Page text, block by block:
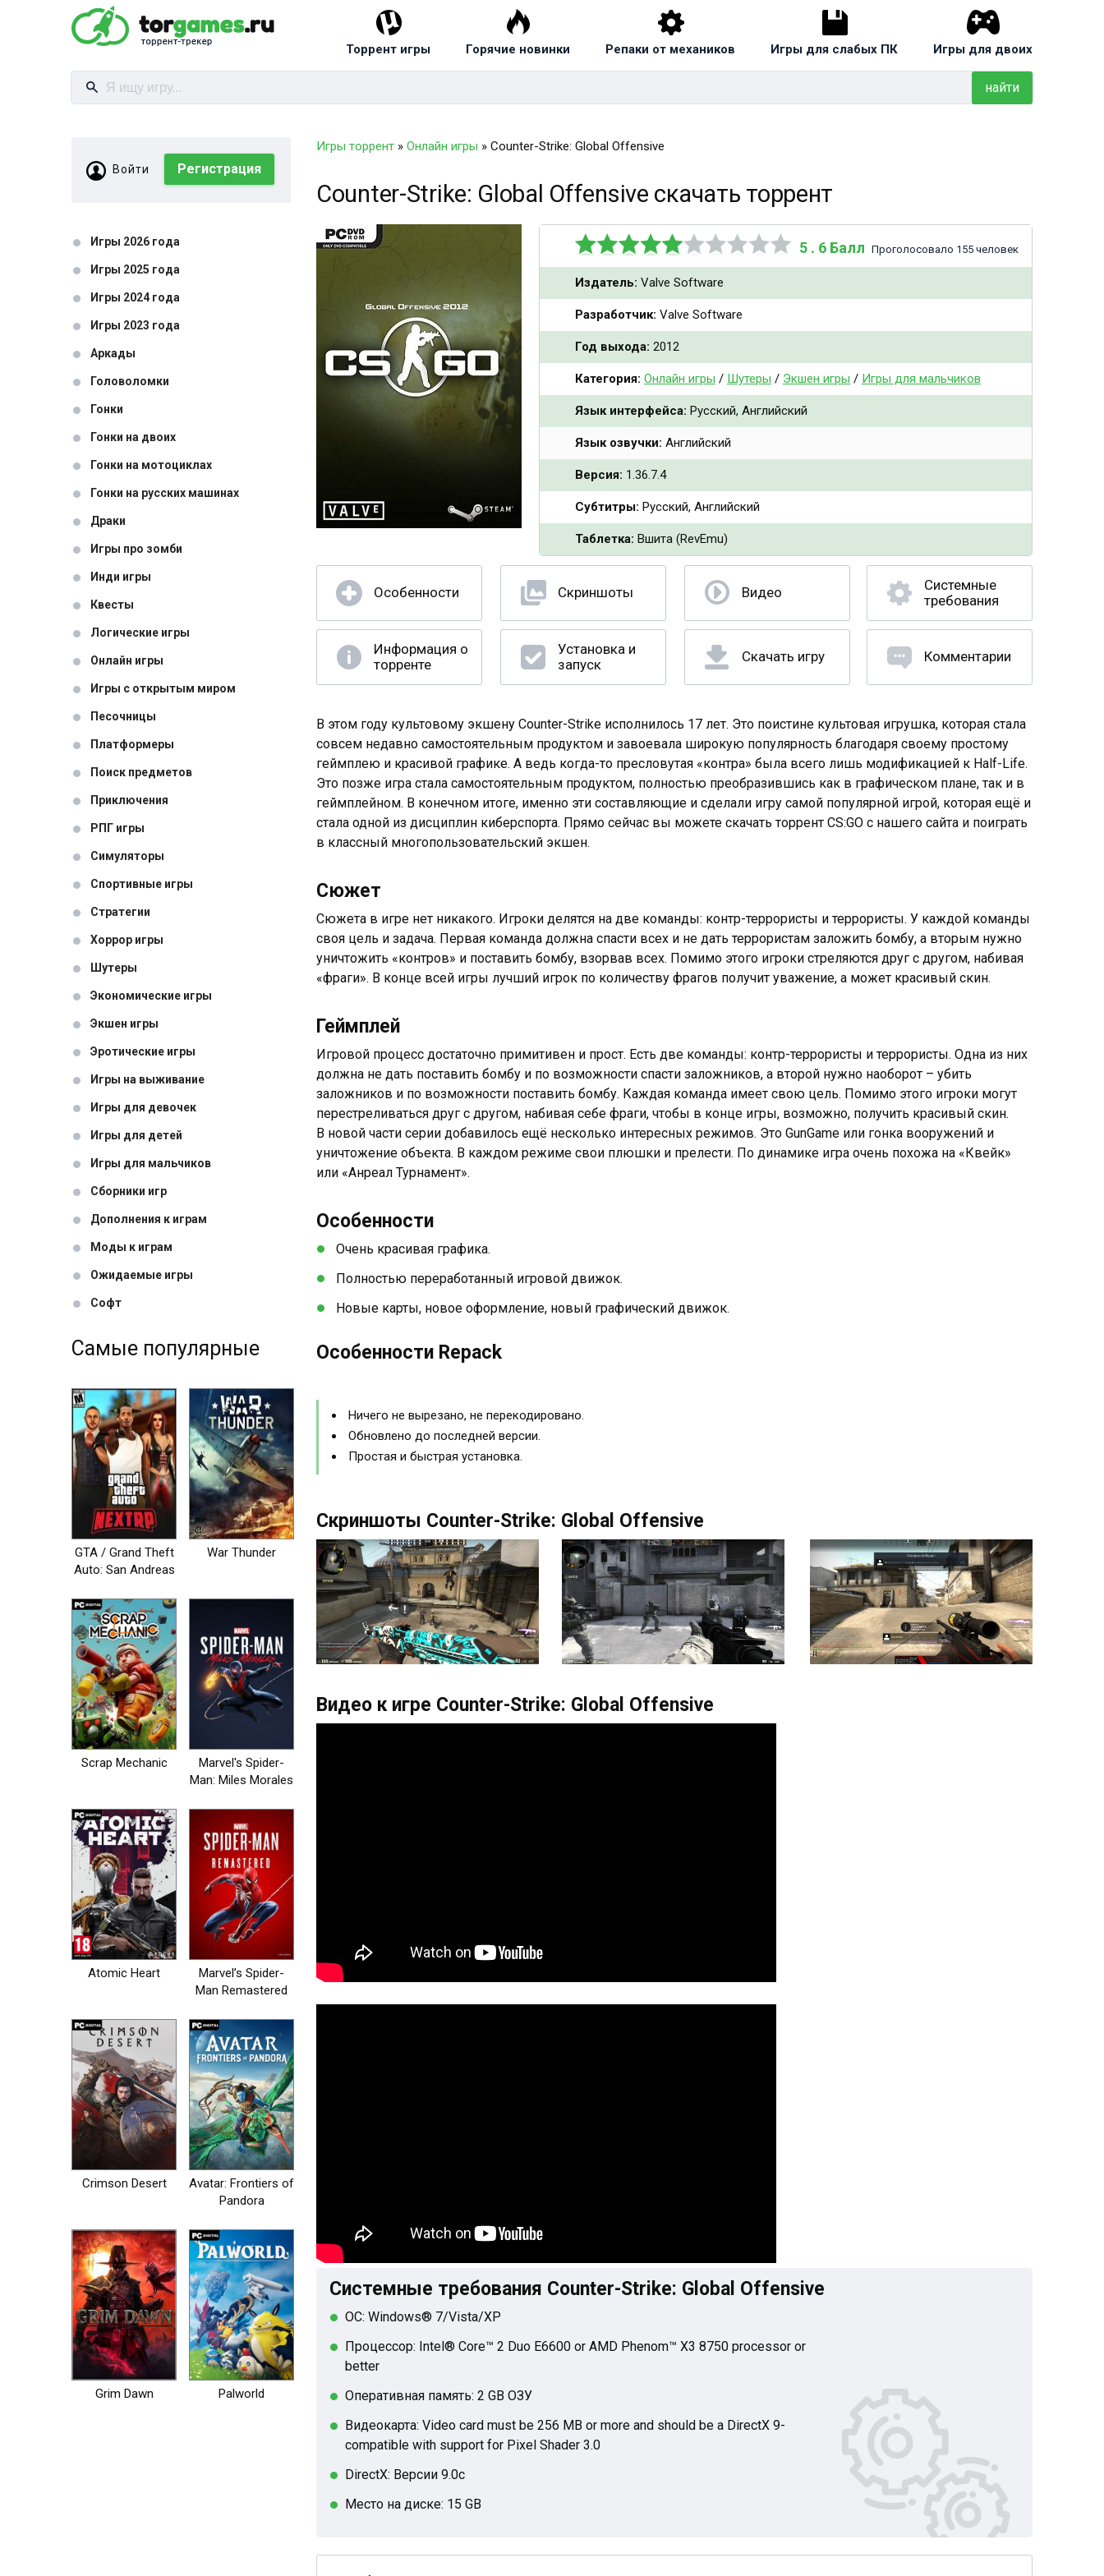
Торрент игры Горячие новинки Репаки от механиков Игры для слабых ПК Игры для двоих
найти
Войти Регистрация
Игры 2026 года
Игры 2025 года
Игры 2024 года
Игры 2023 года
Аркады
Головоломки
Гонки
Гонки на двоих
Гонки на мотоциклах
Гонки на русских машинах
Драки
Игры про зомби
Инди игры
Квесты
Логические игры
Онлайн игры
Игры с открытым миром
Песочницы
Платформеры
Поиск предметов
Приключения
РПГ игры
Симуляторы
Спортивные игры
Стратегии
Хоррор игры
Шутеры
Экономические игры
Экшен игры
Эротические игры
Игры на выживание
Игры для девочек
Игры для детей
Игры для мальчиков
Сборники игр
Дополнения к играм
Моды к играм
Ожидаемые игры
Софт
Самые популярные
GTA / Grand Theft
Auto: San Andreas
War Thunder
Scrap Mechanic
Marvel's Spider-
Man: Miles Morales
Atomic Heart
Marvel’s Spider-
Man Remastered
Crimson Desert
Avatar: Frontiers of
Pandora
Grim Dawn Palworld
Игры торрент » Онлайн игры » Counter-Strike: Global Offensive
Counter-Strike: Global Offensive скачать торрент
5 . 6 Балл Проголосовало 155 человек
Издатель: Valve Software
Разработчик: Valve Software
Год выхода: 2012
Категория: Онлайн игры / Шутеры / Экшен игры / Игры для мальчиков
Язык интерфейса: Русский, Английский
Язык озвучки: Английский
Версия: 1.36.7.4
Субтитры: Русский, Английский
Таблетка: Вшита (RevEmu)
Особенности Скриншоты Видео
Системные
требования
Информация о
торренте
Установка и
запуск
Скачать игру Комментарии
В этом году культовому экшену Counter-Strike исполнилось 17 лет. Это поистине культовая игрушка, которая стала
совсем недавно самостоятельным продуктом и завоевала широкую популярность благодаря своему простому
геймплею и красивой графике. А ведь когда-то пресловутая «контра» была всего лишь модификацией к Half-Life.
Это позже игра стала самостоятельным продуктом, полностью преобразившись как в графическом плане, так и в
геймплейном. В конечном итоге, именно эти составляющие и сделали игру самой популярной игрой, которая ещё и
стала одной из дисциплин киберспорта. Прямо сейчас вы можете скачать торрент CS:GO с нашего сайта и поиграть
в классный многопользовательский экшен.
Сюжет
Сюжета в игре нет никакого. Игроки делятся на две команды: контр-террористы и террористы. У каждой команды
своя цель и задача. Первая команда должна спасти всех и не дать террористам заложить бомбу, а вторым нужно
уничтожить «контров» и поставить бомбу, взорвав всех. Помимо этого игроки стреляются друг с другом, набивая
«фраги». В конце всей игры лучший игрок по количеству фрагов получит уважение, а может красивый скин.
Геймплей
Игровой процесс достаточно примитивен и прост. Есть две команды: контр-террористы и террористы. Одна из них
должна не дать поставить бомбу и по возможности спасти заложников, а второй нужно наоборот – убить
заложников и по возможности поставить бомбу. Каждая команда имеет свою цель. Помимо этого игроки могут
перестреливаться друг с другом, набивая себе фраги, чтобы в конце игры, возможно, получить красивый скин.
В новой части серии добавилось ещё несколько интересных режимов. Это GunGame или гонка вооружений и
уничтожение объекта. В каждом режиме свои плюшки и прелести. По динамике игра очень похожа на «Квейк»
или «Анреал Турнамент».
Особенности
Очень красивая графика.
Полностью переработанный игровой движок.
Новые карты, новое оформление, новый графический движок.
Особенности Repack
Ничего не вырезано, не перекодировано.
Обновлено до последней версии.
Простая и быстрая установка.
Скриншоты Counter-Strike: Global Offensive
Видео к игре Counter-Strike: Global Offensive
Системные требования Counter-Strike: Global Offensive
ОС: Windows® 7/Vista/XP
Процессор: Intel® Core™ 2 Duo E6600 or AMD Phenom™ X3 8750 processor or
better
Оперативная память: 2 GB ОЗУ
Видеокарта: Video card must be 256 MB or more and should be a DirectX 9-
compatible with support for Pixel Shader 3.0
DirectX: Версии 9.0c
Место на диске: 15 GB